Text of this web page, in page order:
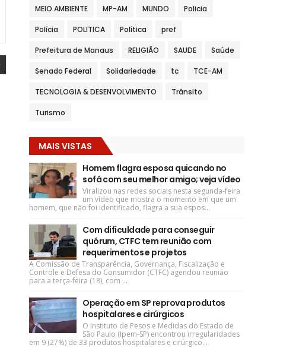
MEIO AMBIENTE MP-AM MUNDO Policia
Polícia POLITICA Política pref
Prefeitura de Manaus RELIGIÃO SAUDE Saúde
Senado Federal Solidariedade tc TCE-AM
TECNOLOGIA & DESENVOLVIMENTO Trânsito
Turismo
MAIS VISTAS
Homem flagra esposa quicando no
sofá com seu melhor amigo; veja vídeo
Viralizou nas redes sociais nesta segunda-feira
um vídeo que mostra o momento em que um
homem, que não foi identificado, flagra a sua espos...
Com dificuldade para conseguir
quórum, CTFC tem reunião com
requerimentos e projetos
A Comissão de Transparência, Governança, Fiscalização e
Controle e Defesa do Consumidor (CTFC) agendou reunião
para a terça-feira (18), com ...
Operação em SP reprova produtos
hospitalares e cirúrgicos
O Instituto de Pesos e Medidas do Estado de
São Paulo (Ipem-SP) encontrou irregularidades
em 9 (27%) de 33 produtos hospitalares e cirúrgico...